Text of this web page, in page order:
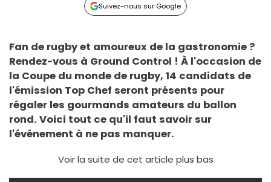
Suivez-nous sur Google
Fan de rugby et amoureux de la gastronomie ?
Rendez-vous à Ground Control ! À l'occasion de
la Coupe du monde de rugby, 14 candidats de
l'émission Top Chef seront présents pour
régaler les gourmands amateurs du ballon
rond. Voici tout ce qu'il faut savoir sur
l'événement à ne pas manquer.
Voir la suite de cet article plus bas